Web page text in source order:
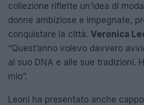
collezione riflette un’idea di
donne ambiziose e impegnate,
conquistare la città. Veronica
“Quest’anno volevo davvero
al suo DNA e alle sue tradizioni.
mio”.
Leoni ha presentato anche